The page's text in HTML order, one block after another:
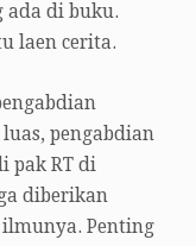
ada di buku.
laen cerita.
pengabdian
pak RT di
diberikan
Penting